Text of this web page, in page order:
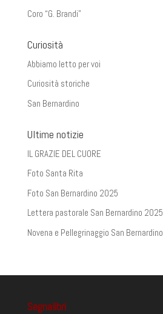
Coro “G. Brandi”
Curiosità
Abbiamo letto per voi
Curiosità storiche
San Bernardino
Ultime notizie
IL GRAZIE DEL CUORE
Foto Santa Rita
Foto San Bernardino 2025
Lettera pastorale San Bernardino 2025
Novena e Pellegrinaggio San Bernardino
Segnalibri